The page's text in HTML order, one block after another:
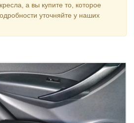
а вы купите то, которое
уточняйте у наших